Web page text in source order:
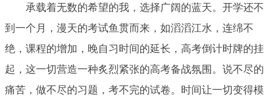
承载着无数的希望的我，选择广阔的蓝天。开学还不
到一个月，漫天的考试鱼贯而来，如滔滔江水，连绵不
绝，课程的增加，晚自习时间的延长，高考倒计时牌的挂
起，这一切营造一种炙烈紧张的高考备战氛围。说不尽的
痛苦，做不尽的习题，考不完的试卷。时间让一切变得模